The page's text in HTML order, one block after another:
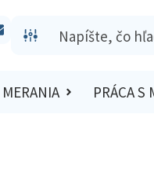
MERANIA PRÁCA S